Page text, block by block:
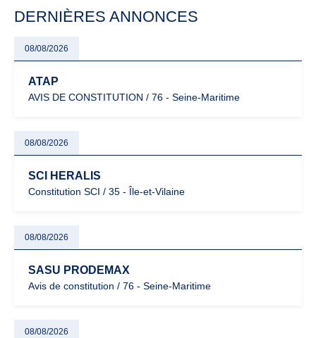
DERNIÈRES ANNONCES
08/08/2026
ATAP
AVIS DE CONSTITUTION / 76 - Seine-Maritime
08/08/2026
SCI HERALIS
Constitution SCI / 35 - Île-et-Vilaine
08/08/2026
SASU PRODEMAX
Avis de constitution / 76 - Seine-Maritime
08/08/2026